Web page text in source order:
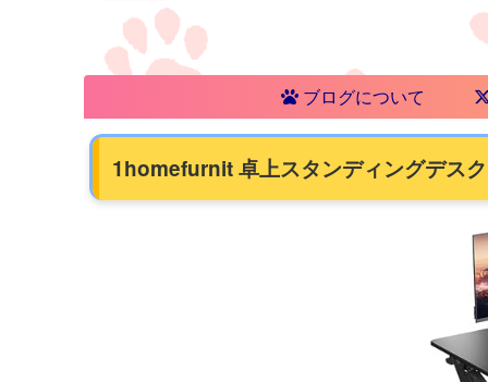
ブログについて
1homefurnit 卓上スタンディングデス